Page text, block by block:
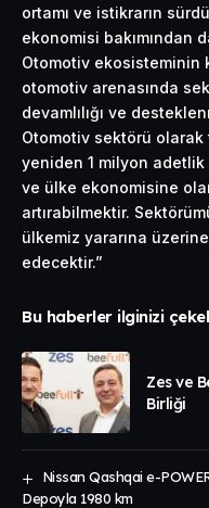
ortamı ve istikrarın
ekonomisi bakımından
Otomotiv ekosisteminin
otomotiv arenasında
devamlılığı ve
Otomotiv sektörü olarak
yeniden 1 milyon
ve ülke ekonomisine
artırabilmektir.
ülkemiz yararına
edecektir.”
Bu haberler ilginizi
Zes ve
Birliği
Nissan Qashqai e-
Depoyla 1980 km